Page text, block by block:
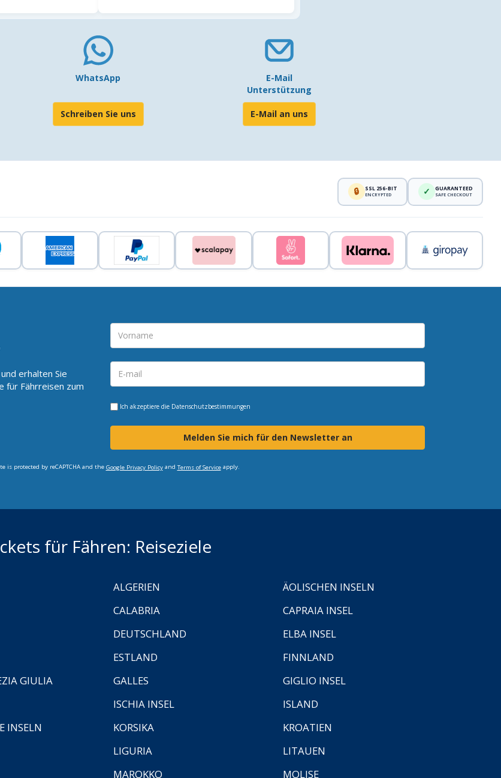
WhatsApp
Schreiben Sie uns
E-Mail
Unterstützung
E-Mail an uns
🔒 SSL 256-BIT
ENCRYPTED ✓ GUARANTEED
SAFE CHECKOUT
erhalten Sie
für Fährreisen zum
Ich akzeptiere die Datenschutzbestimmungen
Melden Sie mich für den Newsletter an
is protected by reCAPTCHA and the Google Privacy Policyand Terms of Serviceapply.
für Fähren: Reiseziele
ALGERIEN
ÄOLISCHEN INSELN
CALABRIA
CAPRAIA INSEL
DEUTSCHLAND
ELBA INSEL
ESTLAND
FINNLAND
GIULIA GALLES
GIGLIO INSEL
ISCHIA INSEL
ISLAND
INSELN KORSIKA
KROATIEN
LIGURIA
LITAUEN
MAROKKO MOLISE